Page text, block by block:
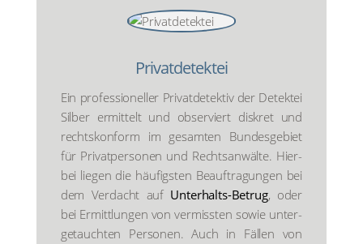
Pri­vat­de­tek­tei
Ein pro­fes­sio­nel­ler Pri­vat­de­tek­tiv der Detek­tei
Sil­ber ermit­telt und obser­viert dis­kret und
rechts­kon­form im gesam­ten Bun­des­ge­biet
für Pri­vat­per­so­nen und Rechts­an­wäl­te. Hier­
bei lie­gen die häu­figs­ten Beauf­tra­gun­gen bei
dem Ver­dacht auf Unter­halts-Betrug, oder
bei Ermitt­lun­gen von ver­miss­ten sowie unter­
ge­tauch­ten Per­so­nen. Auch in Fäl­len von